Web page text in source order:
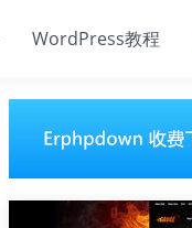
WordPress教程